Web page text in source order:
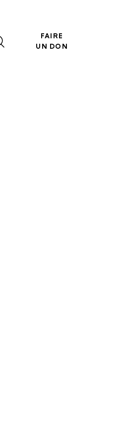
FAIRE
UN DON